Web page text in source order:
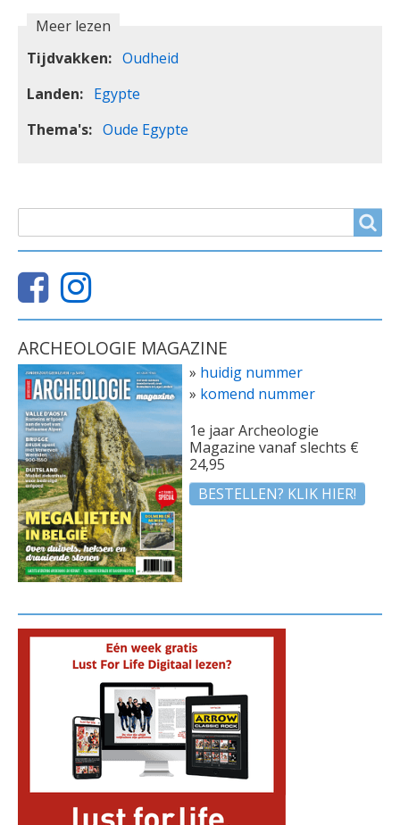
Meer lezen
Tijdvakken
Oudheid
Landen
Egypte
Thema's
Oude Egypte
ARCHEOLOGIE MAGAZINE
» huidig nummer
» komend nummer
1e jaar Archeologie
Magazine vanaf slechts €
24,95
BESTELLEN? KLIK HIER!